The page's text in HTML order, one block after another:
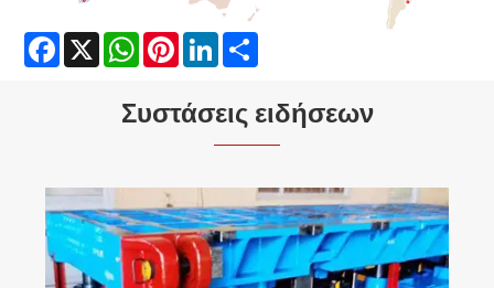
Facebook
X WhatsApp
PinterestLinkedIn
Συστάσεις ειδήσεων